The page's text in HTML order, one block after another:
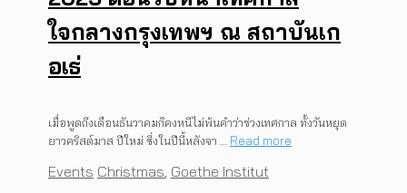
ใจกลางกรุงเทพฯ ณ สถาบันเก
อเธ่
เมื่อพูดถึงเดือนธันวาคมก็คงหนีไม่พ้นคำว่าช่วงเทศกาล ทั้งวันหยุด
ยาวคริสต์มาส ปีใหม่ ซึ่งในปีนี้หลังจา … Read more
Categories
Events Tags
Christmas, Goethe Institut